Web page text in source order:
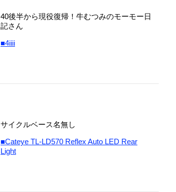
40後半から現役復帰！牛むつみのモーモー日
記さん
■4iiii
サイクルベース名無し
■Cateye TL-LD570 Reflex Auto LED Rear
Light